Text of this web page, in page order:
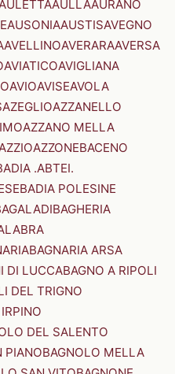
AULLAAURANO
AUSONIAAUSTISAVEGNO
AVELLINOAVERARAAVERSA
AVIATICOAVIGLIANA
AVIOAVISEAVOLA
AZEGLIOAZZANELLO
AZZANO MELLA
AZZONEBACENO
.ABTEI.
BADIA POLESINE
BAGHERIA
BAGNARIA ARSA
DI LUCCABAGNO A RIPOLI
DEL TRIGNO
DEL SALENTO
PIANOBAGNOLO MELLA